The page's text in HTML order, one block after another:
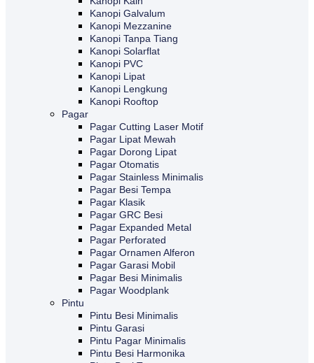
Kanopi Galvalum
Kanopi Mezzanine
Kanopi Tanpa Tiang
Kanopi Solarflat
Kanopi PVC
Kanopi Lipat
Kanopi Lengkung
Kanopi Rooftop
Pagar
Pagar Cutting Laser Motif
Pagar Lipat Mewah
Pagar Dorong Lipat
Pagar Otomatis
Pagar Stainless Minimalis
Pagar Besi Tempa
Pagar Klasik
Pagar GRC Besi
Pagar Expanded Metal
Pagar Perforated
Pagar Ornamen Alferon
Pagar Garasi Mobil
Pagar Besi Minimalis
Pagar Woodplank
Pintu
Pintu Besi Minimalis
Pintu Garasi
Pintu Pagar Minimalis
Pintu Besi Harmonika